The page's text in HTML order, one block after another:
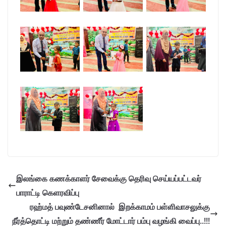
இலங்கை கணக்காளர் சேவைக்கு தெரிவு செய்யப்பட்டவர்
பாராட்டி கெளரவிப்பு
ரஹ்மத் பவுண்டேசனினால் இறக்காமம் பள்ளிவாசலுக்கு
நீர்த்தொட்டி மற்றும் தண்ணீர் மோட்டார் பம்பு வழங்கி வைப்பு..!!!